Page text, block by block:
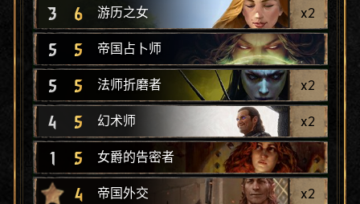
3 6 游历之女 x2
5 5 帝国占卜师
5 5 法师折磨者 x2
4 5 幻术师 x2
1 5 女爵的告密者
4 帝国外交 x2